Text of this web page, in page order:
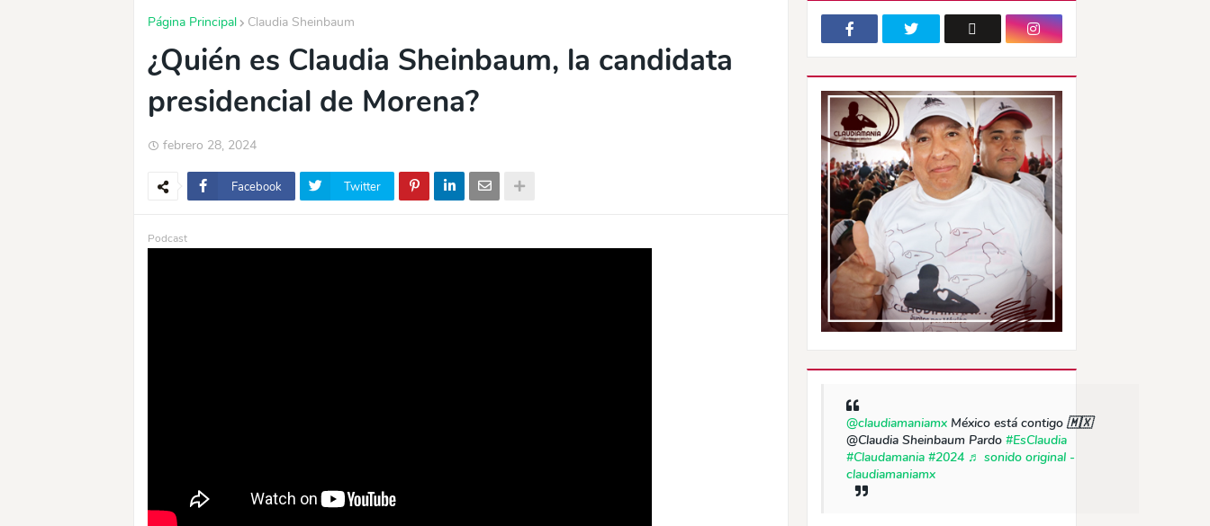
Página Principal Claudia Sheinbaum
¿Quién es Claudia Sheinbaum, la candidata
presidencial de Morena?
febrero 28, 2024
Facebook Twitter
Podcast
@claudiamaniamx México está contigo 🇲🇽
@Claudia Sheinbaum Pardo #EsClaudia
#Claudamania #2024 ♬ sonido original -
claudiamaniamx